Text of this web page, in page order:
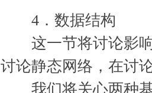
4．数据结构
这一节将讨论影响
讨论静态网络，在讨
我们将关心两种基